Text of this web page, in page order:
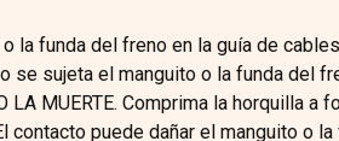
la funda del freno en la guía de
se sujeta el manguito o la funda del
LA MUERTE. Comprima la horquilla
contacto puede dañar el manguito o